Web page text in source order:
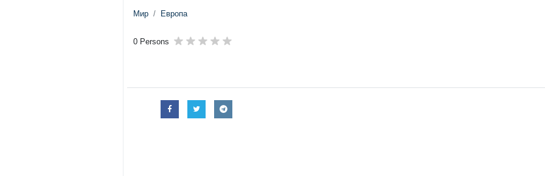
Мир Европа
0 Persons